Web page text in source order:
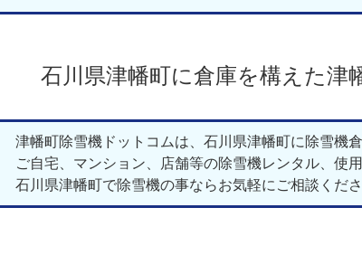
石川県津幡町に倉庫を構えた津
津幡町除雪機ドットコムは、石川県津幡町に除雪機
ご自宅、マンション、店舗等の除雪機レンタル、使
石川県津幡町で除雪機の事ならお気軽にご相談くださ